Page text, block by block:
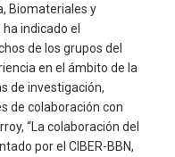
Biomateriales y
indicado el
de los grupos del
en el ámbito de la
de investigación,
de colaboración con
“La colaboración del
por el CIBER-BBN,